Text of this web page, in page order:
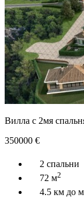
Вилла с 2мя
350000 €
2 спальни
72 м2
4.5 км до